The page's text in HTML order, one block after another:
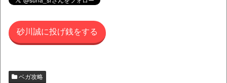
砂川誠に投げ銭をする
ベガ攻略